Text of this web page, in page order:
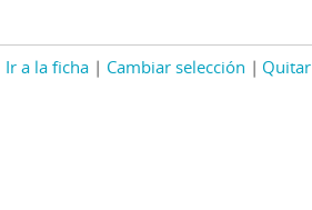
Ir a la ficha Cambiar selección Quitar